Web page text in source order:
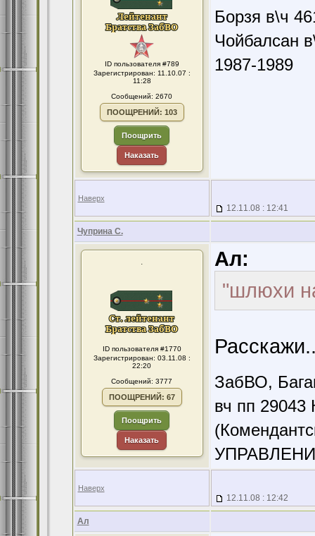
ID пользователя #789
Зарегистрирован: 11.10.07 :
11:28
Сообщений: 2670
ПООЩРЕНИЙ: 103
Поощрить
Наказать
Борзя в\ч
Чойбалсан
1987-1989
Наверх
12.11.08 : 12:41
Чуприна С.
.
ID пользователя #1770
Зарегистрирован: 03.11.08 :
22:20
Сообщений: 3777
ПООЩРЕНИЙ: 67
Поощрить
Наказать
Ал:
"шлюхи
ЗабВО,
вч пп 29043
Наверх
12.11.08 : 12:42
Ал